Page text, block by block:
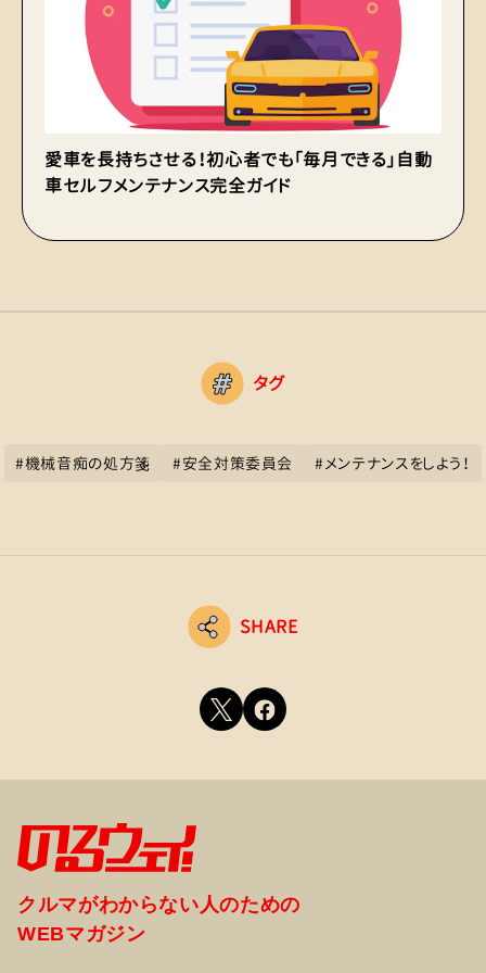
愛車を長持ちさせる！初心者でも「毎月できる」自動
車セルフメンテナンス完全ガイド
タグ
#機械音痴の処方箋 #安全対策委員会 #メンテナンスをしよう！
SHARE
クルマがわからない人のための
WEBマガジン